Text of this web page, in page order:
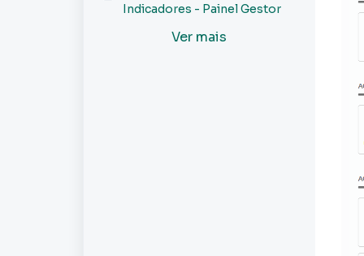
Indicadores - Painel Gestor
Ver mais